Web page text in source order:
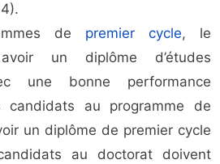
de premier cycle, le
un diplôme d’études
une bonne performance
candidats au programme de
un diplôme de premier cycle
au doctorat doivent